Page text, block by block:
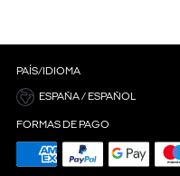
PAÍS/IDIOMA
ESPAÑA / ESPAÑOL
FORMAS DE PAGO